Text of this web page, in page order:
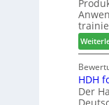
HDH
Der